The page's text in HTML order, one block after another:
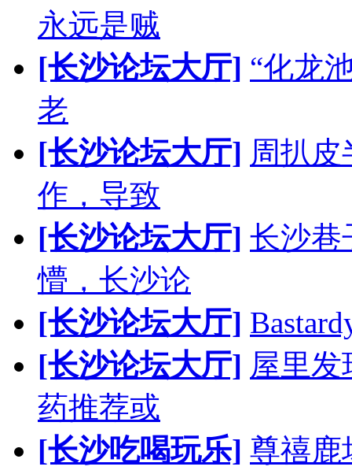
永远是贼
[长沙论坛大厅] “化龙
老
[长沙论坛大厅] 周扒
作，导致
[长沙论坛大厅] 长沙巷
懵，长沙论
[长沙论坛大厅]
[长沙论坛大厅] 屋里
药推荐或
[长沙吃喝玩乐] 尊禧鹿